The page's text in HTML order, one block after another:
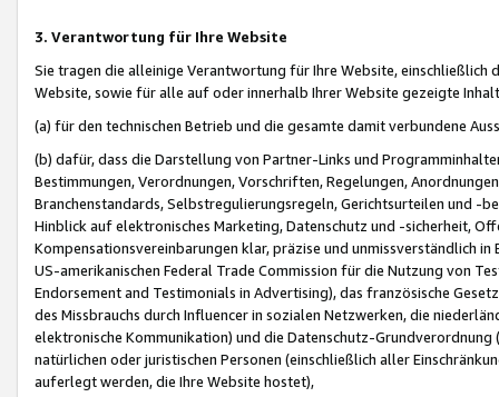
3. Verantwortung für Ihre Website
Sie tragen die alleinige Verantwortung für Ihre Website,
Website, sowie für alle auf oder innerhalb Ihrer Website gezeigte
(a) für den technischen Betrieb und die gesamte damit verbundene
(b) dafür, dass die Darstellung von Partner-Links und
Bestimmungen, Verordnungen, Vorschriften, Regelungen,
Branchenstandards, Selbstregulierungsregeln, Gerichtsurteilen und -
Hinblick auf elektronisches Marketing, Datenschutz und -sicherheit,
Kompensationsvereinbarungen klar, präzise und unmissverständlich
US-amerikanischen Federal Trade Commission für die Nutzung von
Endorsement and Testimonials in Advertising), das französische
des Missbrauchs durch Influencer in sozialen Netzwerken, die
elektronische Kommunikation) und die Datenschutz-
natürlichen oder juristischen Personen (einschließlich aller
auferlegt werden, die Ihre Website hostet),